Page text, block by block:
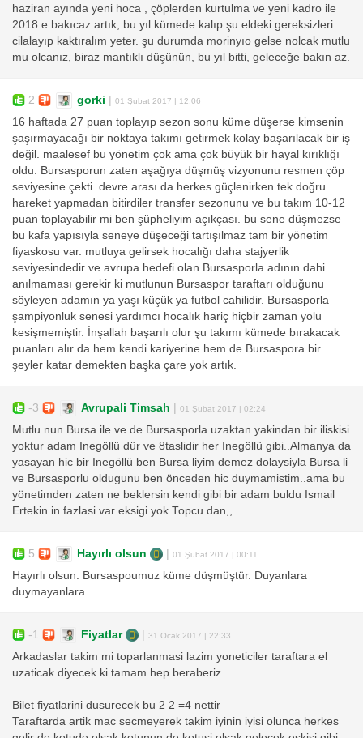
haziran ayında yeni hoca , çöplerden kurtulma ve yeni kadro ile
2018 e bakıcaz artık, bu yıl kümede kalıp şu eldeki gereksizleri
cilalayıp kaktıralım yeter. şu durumda morinyıo gelse nolcak mutlu
mu olcanız, biraz mantıklı düşünün, bu yıl bitti, geleceğe bakın az.
2 gorki 01 Şubat 2017 | 12:06
16 haftada 27 puan toplayıp sezon sonu küme düşerse kimsenin
şaşırmayacağı bir noktaya takımı getirmek kolay başarılacak bir iş
değil. maalesef bu yönetim çok ama çok büyük bir hayal kırıklığı
oldu. Bursasporun zaten aşağıya düşmüş vizyonunu resmen çöp
seviyesine çekti. devre arası da herkes güçlenirken tek doğru
hareket yapmadan bitirdiler transfer sezonunu ve bu takım 10-12
puan toplayabilir mi ben şüpheliyim açıkçası. bu sene düşmezse
bu kafa yapısıyla seneye düşeceği tartışılmaz tam bir yönetim
fiyaskosu var. mutluya gelirsek hocalığı daha stajyerlik
seviyesindedir ve avrupa hedefi olan Bursasporla adının dahi
anılmaması gerekir ki mutlunun Bursaspor taraftarı olduğunu
söyleyen adamın ya yaşı küçük ya futbol cahilidir. Bursasporla
şampiyonluk senesi yardımcı hocalık hariç hiçbir zaman yolu
kesişmemiştir. İnşallah başarılı olur şu takımı kümede bırakacak
puanları alır da hem kendi kariyerine hem de Bursaspora bir
şeyler katar demekten başka çare yok artık.
-3 Avrupali Timsah 01 Şubat 2017 | 02:24
Mutlu nun Bursa ile ve de Bursasporla uzaktan yakindan bir iliskisi
yoktur adam Inegöllü dür ve 8taslidir her Inegöllü gibi..Almanya da
yasayan hic bir Inegöllü ben Bursa liyim demez dolaysiyla Bursa li
ve Bursasporlu oldugunu ben önceden hic duymamistim..ama bu
yönetimden zaten ne beklersin kendi gibi bir adam buldu Ismail
Ertekin in fazlasi var eksigi yok Topcu dan,,
5 Hayırlı olsun 01 Şubat 2017 | 00:11
Hayırlı olsun. Bursaspoumuz küme düşmüştür. Duyanlara
duymayanlara...
-1 Fiyatlar 31 Ocak 2017 | 22:33
Arkadaslar takim mi toparlanmasi lazim yoneticiler taraftara el
uzaticak diyecek ki tamam hep beraberiz.
Bilet fiyatlarini dusurecek bu 2 2 =4 nettir
Taraftarda artik mac secmeyerek takim iyinin iyisi olunca herkes